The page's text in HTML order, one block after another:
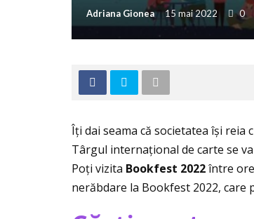
Adriana Gionea 15 mai 2022 0
Îţi dai seama că societatea își
Târgul internaţional de carte se
Poţi vizita Bookfest 2022între
nerăbdare la Bookfest 2022, care